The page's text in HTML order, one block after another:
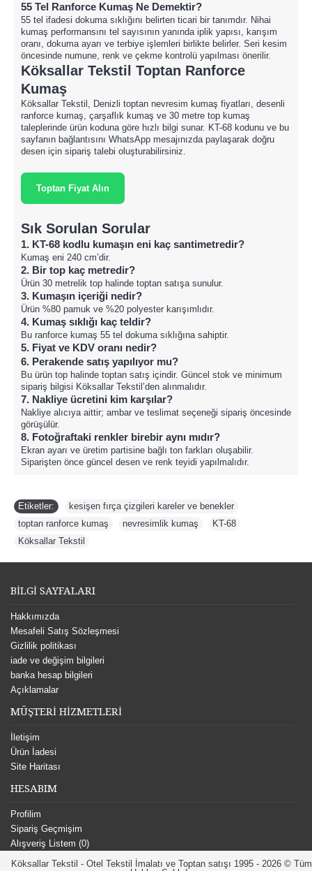
55 Tel Ranforce Kumaş Ne Demektir?
55 tel ifadesi dokuma sıklığını belirten ticari bir tanımdır. Nihai
kumaş performansını tel sayısının yanında iplik yapısı, karışım
oranı, dokuma ayarı ve terbiye işlemleri birlikte belirler. Seri kesim
öncesinde numune, renk ve çekme kontrolü yapılması önerilir.
Köksallar Tekstil Toptan Ranforce
Kumaş
Köksallar Tekstil, Denizli toptan nevresim kumaş fiyatları, desenli
ranforce kumaş, çarşaflık kumaş ve 30 metre top kumaş
taleplerinde ürün koduna göre hızlı bilgi sunar. KT-68 kodunu ve bu
sayfanın bağlantısını WhatsApp mesajınızda paylaşarak doğru
desen için sipariş talebi oluşturabilirsiniz.
Toptan Fiyat Alın
Sık Sorulan Sorular
1. KT-68 kodlu kumaşın eni kaç santimetredir?
Kumaş eni 240 cm’dir.
2. Bir top kaç metredir?
Ürün 30 metrelik top halinde toptan satışa sunulur.
3. Kumaşın içeriği nedir?
Ürün %80 pamuk ve %20 polyester karışımlıdır.
4. Kumaş sıklığı kaç teldir?
Bu ranforce kumaş 55 tel dokuma sıklığına sahiptir.
5. Fiyat ve KDV oranı nedir?
6. Perakende satış yapılıyor mu?
Bu ürün top halinde toptan satış içindir. Güncel stok ve minimum
sipariş bilgisi Köksallar Tekstil’den alınmalıdır.
7. Nakliye ücretini kim karşılar?
Nakliye alıcıya aittir; ambar ve teslimat seçeneği sipariş öncesinde
görüşülür.
8. Fotoğraftaki renkler birebir aynı mıdır?
Ekran ayarı ve üretim partisine bağlı ton farkları oluşabilir.
Siparişten önce güncel desen ve renk teyidi yapılmalıdır.
Etiketler: kesişen fırça çizgileri kareler ve benekler
toptan ranforce kumaş
nevresimlik kumaş KT-68
Köksallar Tekstil
BİLGİ SAYFALARI
Hakkımızda
Mesafeli Satış Sözleşmesi
Gizlilik politikası
iade ve değişim bilgileri
banka hesap bilgileri
Açıklamalar
MÜŞTERİ HİZMETLERİ
İletişim
Ürün İadesi
Site Haritası
HESABIM
Profilim
Sipariş Geçmişim
Alışveriş Listem (0)
Köksallar Tekstil - Otel Tekstil İmalatı ve Toptan satışı 1995 - 2026 © Tüm